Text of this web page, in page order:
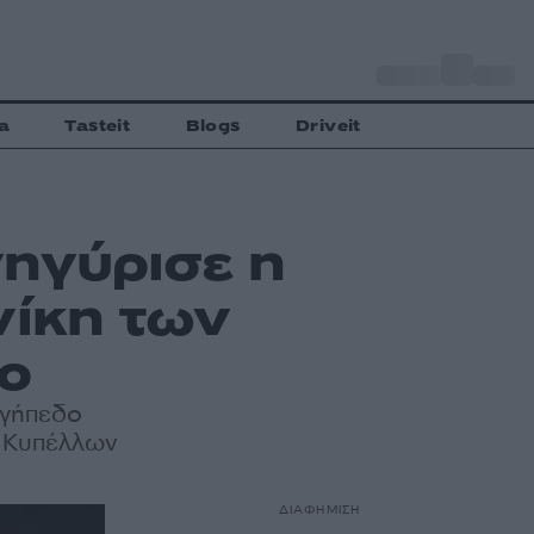
Tasteit Blogs Driveit
η
των
Κυπέλλων
ΔΙΑΦΗΜΙΣΗ